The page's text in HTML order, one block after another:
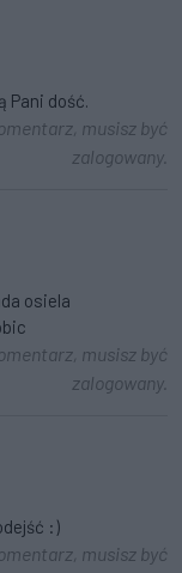
Pani dość.
musisz być
zalogowany.
osiela
musisz być
zalogowany.
:)
musisz być